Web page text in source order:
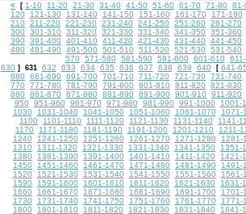
< [ 1-10 11-20 21-30 31-40 41-50 51-60 61-70 71-80
81-
120
121-130 131-140 141-150 151-160 161-170
171-180
210
211-220 221-230 231-240 241-250 251-260
261-270
300
301-310 311-320 321-330 331-340 341-350
351-360
390
391-400 401-410 411-420 421-430 431-440
441-450
480
481-490 491-500 501-510 511-520 521-530
531-540
570
571-580 581-590 591-600 601-610
630 ] 631 632 633 634 635 636 637 638 639 640 [ 641-
680
681-690 691-700 701-710 711-720 721-730
731-740
770
771-780 781-790 791-800 801-810 811-820
821-830
860
861-870 871-880 881-890 891-900 901-910
911-920
950
951-960 961-970 971-980 981-990 991-1000
1001-
1030
1031-1040 1041-1050 1051-1060 1061-1070
1071-
1100
1101-1110 1111-1120 1121-1130 1131-1140
1141-
1170
1171-1180 1181-1190 1191-1200 1201-1210
1211-
1240
1241-1250 1251-1260 1261-1270 1271-1280
1281-
1310
1311-1320 1321-1330 1331-1340 1341-1350
1351-
1380
1381-1390 1391-1400 1401-1410 1411-1420
1421-
1450
1451-1460 1461-1470 1471-1480 1481-1490
1491-
1520
1521-1530 1531-1540 1541-1550 1551-1560
1561-
1590
1591-1600 1601-1610 1611-1620 1621-1630
1631-
1660
1661-1670 1671-1680 1681-1690 1691-1700
1701-
1730
1731-1740 1741-1750 1751-1760 1761-1770
1771-
1800
1801-1810 1811-1820 1821-1830 1831-1840
1841-